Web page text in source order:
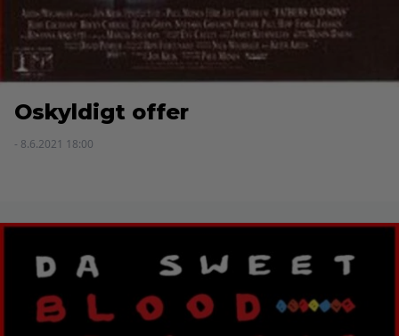
Oskyldigt offer
- 8.6.2021 18:00